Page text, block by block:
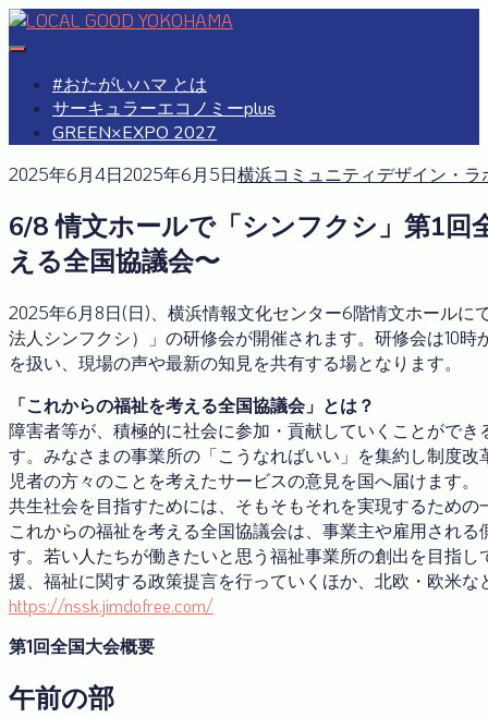
Skip
to
#おたがいハマ とは
サーキュラーエコノミーplus
GREEN×EXPO 2027
2025年6月4日2025年6月5日横浜コミュニティデザイン・ラ
6/8 情文ホールで「シンフクシ」第1回
える全国協議会〜
2025年6月8日(日)、横浜情報文化センター6階情文ホールに
法人シンフクシ）」の研修会が開催されます。研修会は10
を扱い、現場の声や最新の知見を共有する場となります。
「これからの福祉を考える全国協議会」とは？
障害者等が、積極的に社会に参加・貢献していくことがで
す。みなさまの事業所の「こうなればいい」を集約し制度
児者の方々のことを考えたサービスの意見を国へ届けます。
共生社会を目指すためには、そもそもそれを実現するため
これからの福祉を考える全国協議会は、事業主や雇用され
す。若い人たちが働きたいと思う福祉事業所の創出を目指
援、福祉に関する政策提言を行っていくほか、北欧・欧米
https://nssk.jimdofree.com/
第1回全国大会概要
午前の部